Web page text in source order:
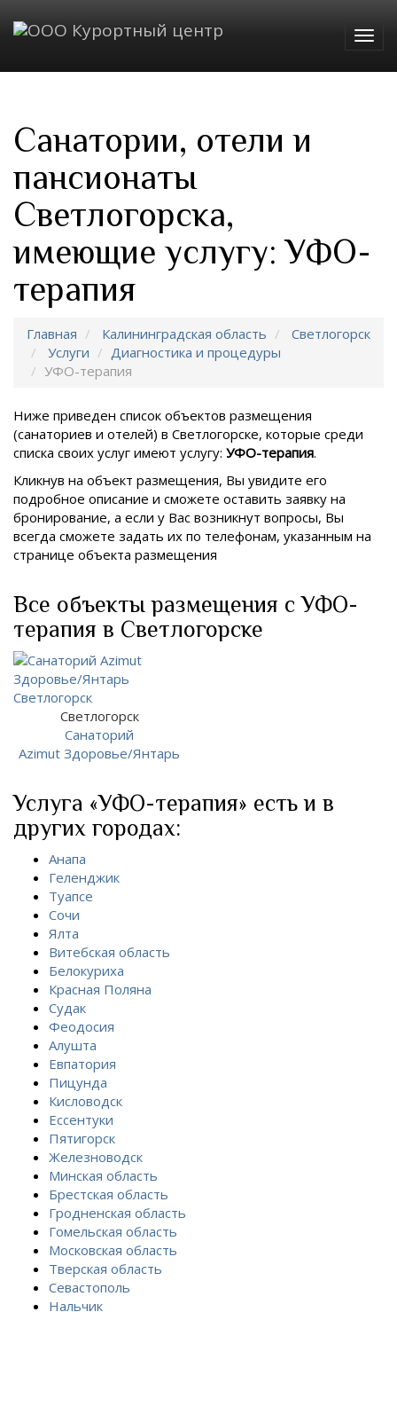
Санатории, отели и
пансионаты
Светлогорска,
имеющие услугу: УФО-
терапия
Главная Калининградская область
Светлогорск
Услуги
Диагностика и процедуры
УФО-терапия
Ниже приведен список объектов размещения
(санаториев и отелей) в Светлогорске, которые среди
списка своих услуг имеют услугу: УФО-терапия.
Кликнув на объект размещения, Вы увидите его
подробное описание и сможете оставить заявку на
бронирование, а если у Вас возникнут вопросы, Вы
всегда сможете задать их по телефонам, указанным на
странице объекта размещения
Все объекты размещения с УФО-
терапия в Светлогорске
Светлогорск
Санаторий
Azimut Здоровье/Янтарь
Услуга «УФО-терапия» есть и в
других городах:
Анапа
Геленджик
Туапсе
Сочи
Ялта
Витебская область
Белокуриха
Красная Поляна
Судак
Феодосия
Алушта
Евпатория
Пицунда
Кисловодск
Ессентуки
Пятигорск
Железноводск
Минская область
Брестская область
Гродненская область
Гомельская область
Московская область
Тверская область
Севастополь
Нальчик